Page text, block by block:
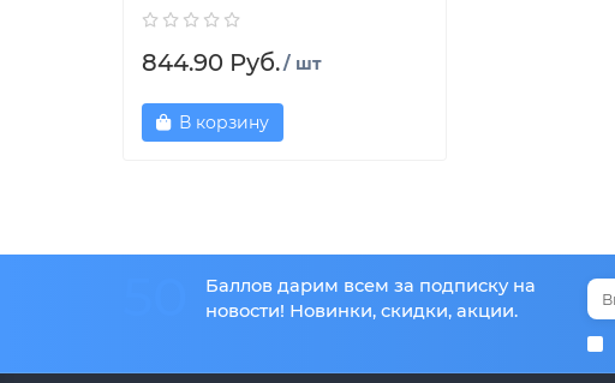
844.90 Руб./ шт
В корзину
Баллов дарим всем за подписку на
новости! Новинки, скидки, акции.